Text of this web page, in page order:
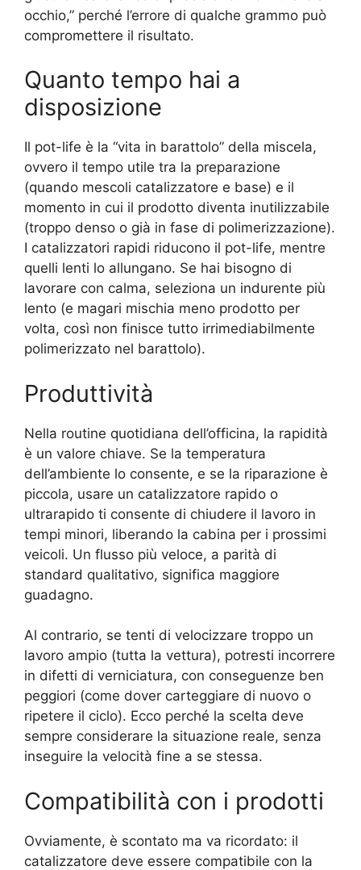
occhio,” perché l’errore di qualche grammo può
compromettere il risultato.
Quanto tempo hai a
disposizione
Il pot-life è la “vita in barattolo” della miscela,
ovvero il tempo utile tra la preparazione
(quando mescoli catalizzatore e base) e il
momento in cui il prodotto diventa inutilizzabile
(troppo denso o già in fase di polimerizzazione).
I catalizzatori rapidi riducono il pot-life, mentre
quelli lenti lo allungano. Se hai bisogno di
lavorare con calma, seleziona un indurente più
lento (e magari mischia meno prodotto per
volta, così non finisce tutto irrimediabilmente
polimerizzato nel barattolo).
Produttività
Nella routine quotidiana dell’officina, la rapidità
è un valore chiave. Se la temperatura
dell’ambiente lo consente, e se la riparazione è
piccola, usare un catalizzatore rapido o
ultrarapido ti consente di chiudere il lavoro in
tempi minori, liberando la cabina per i prossimi
veicoli. Un flusso più veloce, a parità di
standard qualitativo, significa maggiore
guadagno.
Al contrario, se tenti di velocizzare troppo un
lavoro ampio (tutta la vettura), potresti incorrere
in difetti di verniciatura, con conseguenze ben
peggiori (come dover carteggiare di nuovo o
ripetere il ciclo). Ecco perché la scelta deve
sempre considerare la situazione reale, senza
inseguire la velocità fine a se stessa.
Compatibilità con i prodotti
Ovviamente, è scontato ma va ricordato: il
catalizzatore deve essere compatibile con la